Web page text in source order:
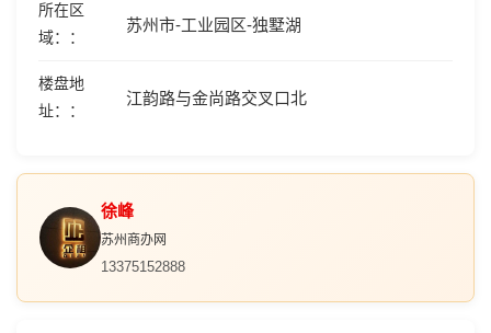
所在区
域：
苏州市-工业园区-独墅湖
楼盘地
址：
江韵路与金尚路交叉口北
徐峰
苏州商办网
13375152888